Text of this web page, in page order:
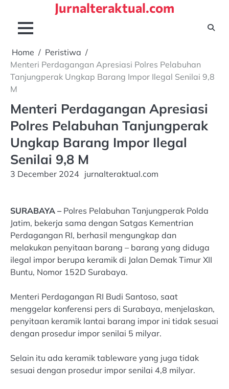
content
Jurnalteraktual.com
Home
Peristiwa
Menteri Perdagangan Apresiasi Polres Pelabuhan
Tanjungperak Ungkap Barang Impor Ilegal Senilai 9,8
M
Menteri Perdagangan Apresiasi
Polres Pelabuhan Tanjungperak
Ungkap Barang Impor Ilegal
Senilai 9,8 M
3 December 2024 jurnalteraktual.com
SURABAYA –Polres Pelabuhan Tanjungperak Polda
Jatim, bekerja sama dengan Satgas Kementrian
Perdagangan RI, berhasil mengungkap dan
melakukan penyitaan barang – barang yang diduga
ilegal impor berupa keramik di Jalan Demak Timur XII
Buntu, Nomor 152D Surabaya.
Menteri Perdagangan RI Budi Santoso, saat
menggelar konferensi pers di Surabaya, menjelaskan,
penyitaan keramik lantai barang impor ini tidak sesuai
dengan prosedur impor senilai 5 milyar.
Selain itu ada keramik tableware yang juga tidak
sesuai dengan prosedur impor senilai 4,8 milyar.